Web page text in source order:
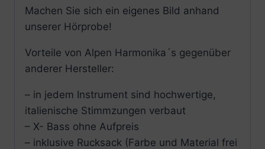
Machen Sie sich ein eigenes Bild anhand
unserer Hörprobe!
Vorteile von Alpen Harmonika´s gegenüber
anderer Hersteller:
– in jedem Instrument sind hochwertige,
italienische Stimmzungen verbaut
– X- Bass ohne Aufpreis
– inklusive Rucksack (Farbe und Material frei